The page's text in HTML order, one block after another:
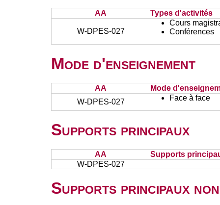
AA Types d'activités
W-DPES-027
Cours
Conférences
Mode d'enseignement
AA
Mode
W-DPES-027
Face à face
Supports principaux
AA
Supports
W-DPES-027
Supports principaux